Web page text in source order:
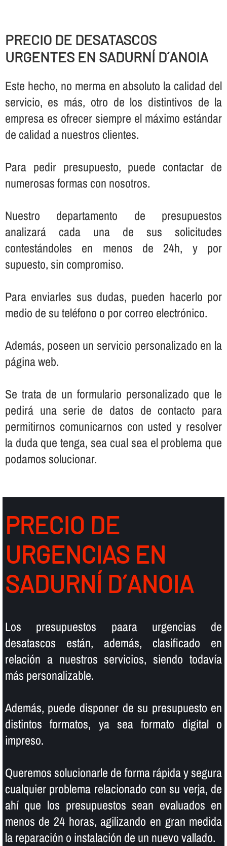
PRECIO DE DESATASCOS
URGENTES EN SADURNÍ D´ANOIA
Este hecho, no merma en absoluto la calidad del
servicio, es más, otro de los distintivos de la
empresa es ofrecer siempre el máximo estándar
de calidad a nuestros clientes.
Para pedir presupuesto, puede contactar de
numerosas formas con nosotros.
Nuestro departamento de presupuestos
analizará cada una de sus solicitudes
contestándoles en menos de 24h, y por
supuesto, sin compromiso.
Para enviarles sus dudas, pueden hacerlo por
medio de su teléfono o por correo electrónico.
Además, poseen un servicio personalizado en la
página web.
Se trata de un formulario personalizado que le
pedirá una serie de datos de contacto para
permitirnos comunicarnos con usted y resolver
la duda que tenga, sea cual sea el problema que
podamos solucionar.
PRECIO DE
URGENCIAS EN
SADURNÍ D´ANOIA
Los presupuestos paara urgencias de
desatascos están, además, clasificado en
relación a nuestros servicios, siendo todaví­a
más personalizable.
Además, puede disponer de su presupuesto en
distintos formatos, ya sea formato digital o
impreso.
Queremos solucionarle de forma rápida y segura
cualquier problema relacionado con su verja, de
ahí­ que los presupuestos sean evaluados en
menos de 24 horas, agilizando en gran medida
la reparación o instalación de un nuevo vallado.